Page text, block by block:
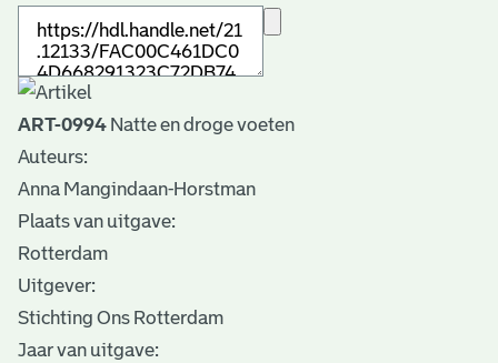
ART-0994 Natte en droge voeten
Auteurs:
Anna Mangindaan-Horstman
Plaats van uitgave:
Rotterdam
Uitgever:
Stichting Ons Rotterdam
Jaar van uitgave: